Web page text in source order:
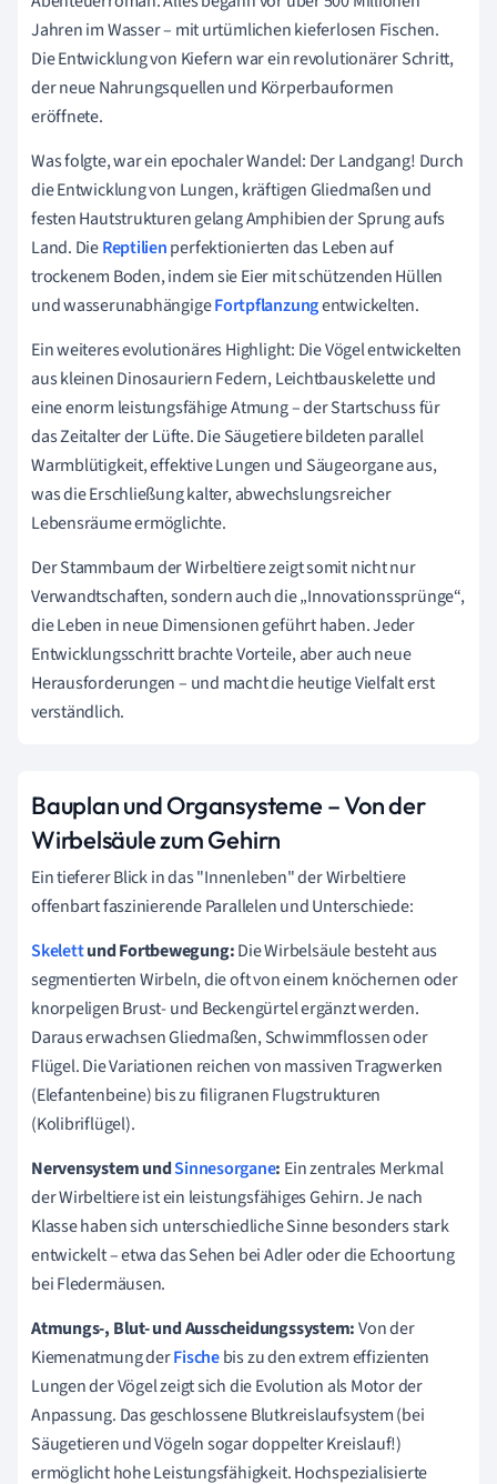
Jahren im Wasser – mit urtümlichen kieferlosen Fischen.
Die Entwicklung von Kiefern war ein revolutionärer Schritt,
der neue Nahrungsquellen und Körperbauformen
eröffnete.
Was folgte, war ein epochaler Wandel: Der Landgang! Durch
die Entwicklung von Lungen, kräftigen Gliedmaßen und
festen Hautstrukturen gelang Amphibien der Sprung aufs
Land. DieReptilienperfektionierten das Leben auf
trockenem Boden, indem sie Eier mit schützenden Hüllen
und wasserunabhängigeFortpflanzungentwickelten.
Ein weiteres evolutionäres Highlight: Die Vögel entwickelten
aus kleinen Dinosauriern Federn, Leichtbauskelette und
eine enorm leistungsfähige Atmung – der Startschuss für
das Zeitalter der Lüfte. Die Säugetiere bildeten parallel
Warmblütigkeit, effektive Lungen und Säugeorgane aus,
was die Erschließung kalter, abwechslungsreicher
Lebensräume ermöglichte.
Der Stammbaum der Wirbeltiere zeigt somit nicht nur
Verwandtschaften, sondern auch die „Innovationssprünge“,
die Leben in neue Dimensionen geführt haben. Jeder
Entwicklungsschritt brachte Vorteile, aber auch neue
Herausforderungen – und macht die heutige Vielfalt erst
verständlich.
Bauplan und Organsysteme – Von der
Wirbelsäule zum Gehirn
Ein tieferer Blick in das "Innenleben" der Wirbeltiere
offenbart faszinierende Parallelen und Unterschiede:
Skelettund Fortbewegung:Die Wirbelsäule besteht aus
segmentierten Wirbeln, die oft von einem knöchernen oder
knorpeligen Brust- und Beckengürtel ergänzt werden.
Daraus erwachsen Gliedmaßen, Schwimmflossen oder
Flügel. Die Variationen reichen von massiven Tragwerken
(Elefantenbeine) bis zu filigranen Flugstrukturen
(Kolibriflügel).
Nervensystem undSinnesorgane: Ein zentrales Merkmal
der Wirbeltiere ist ein leistungsfähiges Gehirn. Je nach
Klasse haben sich unterschiedliche Sinne besonders stark
entwickelt – etwa das Sehen bei Adler oder die Echoortung
bei Fledermäusen.
Atmungs-, Blut- und Ausscheidungssystem:Von der
Kiemenatmung derFischebis zu den extrem effizienten
Lungen der Vögel zeigt sich die Evolution als Motor der
Anpassung. Das geschlossene Blutkreislaufsystem (bei
Säugetieren und Vögeln sogar doppelter Kreislauf!)
ermöglicht hohe Leistungsfähigkeit. Hochspezialisierte